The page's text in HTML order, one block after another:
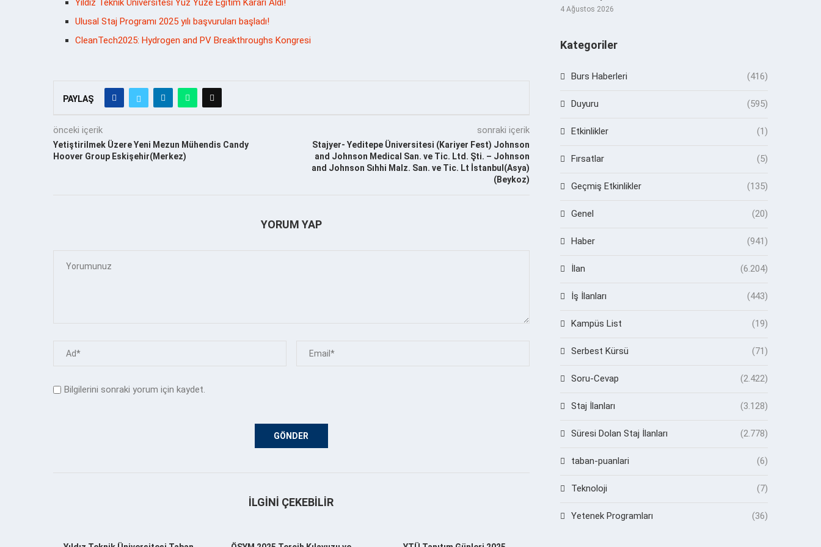
Yıldız Teknik Üniversitesi Yüz Yüze Eğitim Kararı Aldı!
Ulusal Staj Programı 2025 yılı başvuruları başladı!
CleanTech2025: Hydrogen and PV Breakthroughs Kongresi
PAYLAŞ
önceki içerik
Yetiştirilmek Üzere Yeni Mezun Mühendis Candy
Hoover Group Eskişehir(Merkez)
sonraki içerik
Stajyer- Yeditepe Üniversitesi (Kariyer Fest) Johnson
and Johnson Medical San. ve Tic. Ltd. Şti. – Johnson
and Johnson Sıhhi Malz. San. ve Tic. Lt İstanbul(Asya)
(Beykoz)
YORUM YAP
Bilgilerini sonraki yorum için kaydet.
İLGINI ÇEKEBILIR
4 Ağustos 2026
Kategoriler
Burs Haberleri (416)
Duyuru (595)
Etkinlikler (1)
Fırsatlar (5)
Geçmiş Etkinlikler (135)
Genel (20)
Haber (941)
İlan (6.204)
İş İlanları (443)
Kampüs List (19)
Serbest Kürsü (71)
Soru-Cevap (2.422)
Staj İlanları (3.128)
Süresi Dolan Staj İlanları (2.778)
taban-puanlari (6)
Teknoloji (7)
Yetenek Programları (36)